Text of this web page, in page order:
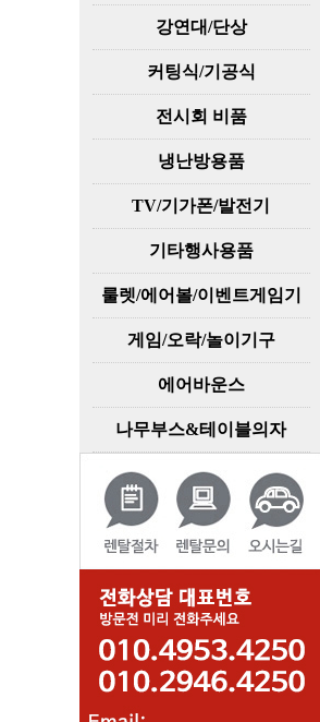
강연대/단상
커팅식/기공식
전시회 비품
냉난방용품
TV/기가폰/발전기
기타행사용품
룰렛/에어볼/이벤트게임기
게임/오락/놀이기구
에어바운스
나무부스&테이블의자